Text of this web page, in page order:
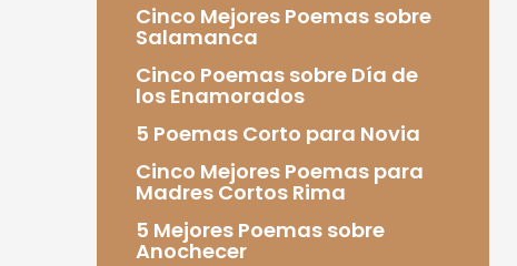
Cinco Mejores Poemas sobre
Salamanca
Cinco Poemas sobre Día de
los Enamorados
5 Poemas Corto para Novia
Cinco Mejores Poemas para
Madres Cortos Rima
5 Mejores Poemas sobre
Anochecer